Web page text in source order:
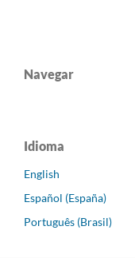
Navegar
Idioma
English
Español (España)
Português (Brasil)